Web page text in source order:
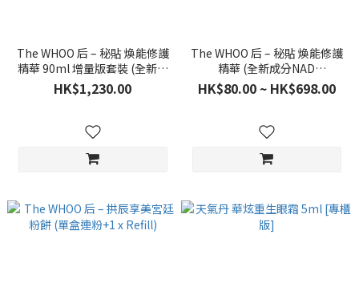
The WHOO 后 – 秘貼 煥能修護
精華 90ml 增量版套裝 (全新成
分NAD Power24™)
HK$1,230.00
The WHOO 后 – 秘貼 煥能修護
精華 (全新成分NAD
Power24™)
HK$80.00 ~ HK$698.00